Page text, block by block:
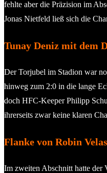
fehlte aber die Präzision im
Jonas Nietfeld ließ sich die
Tunay Deniz mit dem
Der Torjubel im Stadion war
hinweg zum 2:0 in die lange
doch HFC-Keeper Philipp
ihrerseits zwar keine klaren
Flanke von Robin
Im zweiten Abschnitt hatte der